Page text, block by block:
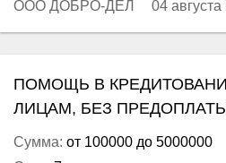
ООО ДОБРО-ДЕЛ
04 августа
ПОМОЩЬ В
ЛИЦАМ, БЕЗ
Сумма: от 100000 до 5000000